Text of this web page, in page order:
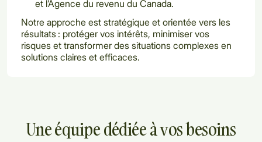
et l’Agence du revenu du Canada.
Notre approche est stratégique et orientée vers les
résultats : protéger vos intérêts, minimiser vos
risques et transformer des situations complexes en
solutions claires et efficaces.
Une équipe dédiée à vos besoins